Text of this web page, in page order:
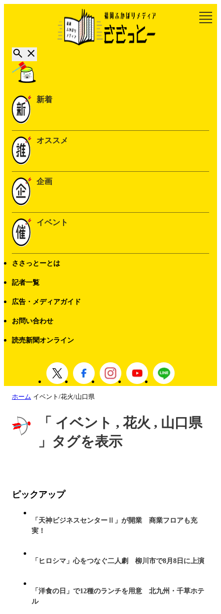
新着
オススメ
企画
イベント
ささっとーとは
記者一覧
広告・メディアガイド
お問い合わせ
読売新聞オンライン
ホーム イベント/花火/山口県
「 イベント , 花火 , 山口県
」タグを表示
ピックアップ
「天神ビジネスセンターⅡ」が開業 商業フロアも充
実！
「ヒロシマ」心をつなぐ二人劇 柳川市で8月8日に上演
「洋食の日」で12種のランチを用意 北九州・千草ホテ
ル